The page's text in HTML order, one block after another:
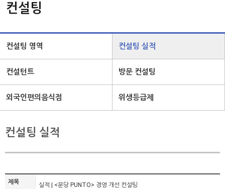
컨설팅
컨설팅 영역 컨설팅 실적
컨설턴트 방문 컨설팅
외국인편의음식점 위생등급제
컨설팅 실적
제목 실적 | <분당 PUNTO> 경영 개선 컨설팅